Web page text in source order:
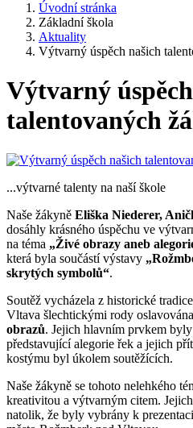
Úvodní stránka
Základní škola
Aktuality
Výtvarný úspěch našich
Výtvarný
talentovaných
...výtvarné talenty na naší škole
Naše žákyně Eliška Niederer,
dosáhly krásného úspěchu ve
na téma „Živé obrazy aneb
která byla součástí výstavy
skrytých symbolů“.
Soutěž vycházela z historické
Vltava šlechtickými rody
obrazů. Jejich hlavním prvkem
představující alegorie řek a jejich
kostýmu byl úkolem soutěžících.
Naše žákyně se tohoto nelehkého
kreativitou a výtvarným citem.
natolik, že byly vybrány k